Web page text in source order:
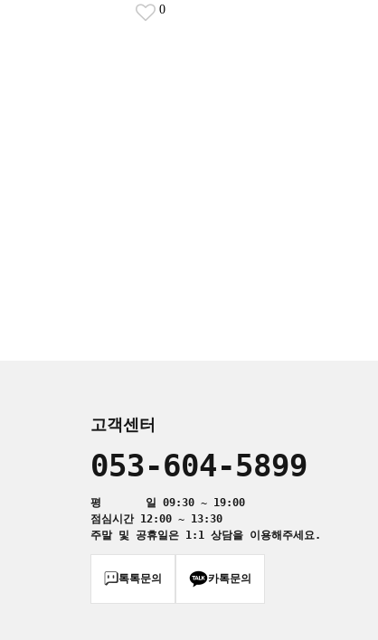
0
고객센터
053-604-5899
평 일 09:30 ~ 19:00
점심시간 12:00 ~ 13:30
주말 및 공휴일은 1:1 상담을 이용해주세요.
톡톡문의 카톡문의